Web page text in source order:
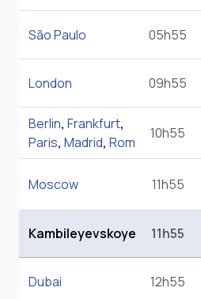
São Paulo 05h55
London 09h55
Berlin, Frankfurt,
Paris, Madrid, Rom
10h55
Moscow 11h55
Kambileyevskoye 11h55
Dubai 12h55